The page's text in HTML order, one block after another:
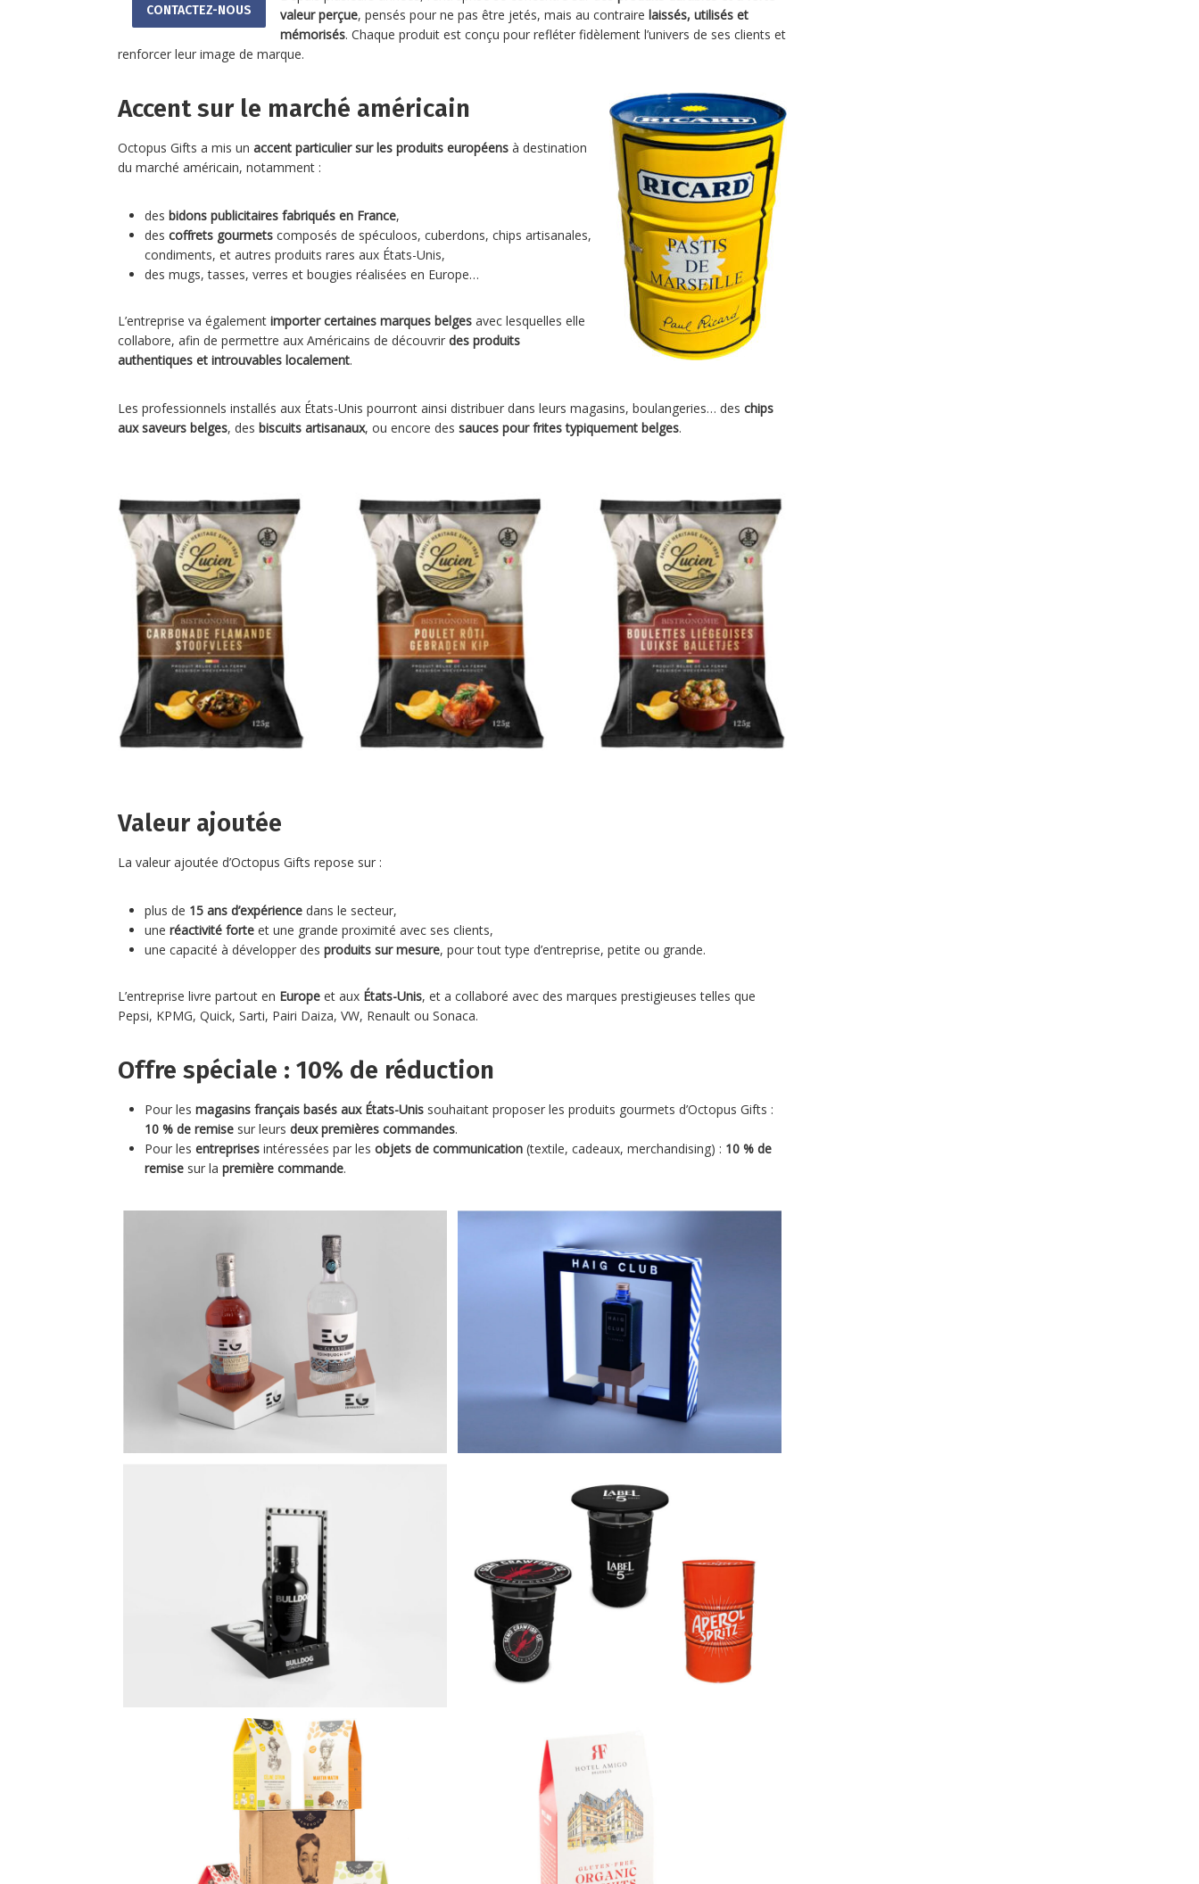
CONTACTEZ-NOUS
valeur perçue, pensés pour ne pas être jetés, mais au contraire laissés, utilisés et
mémorisés. Chaque produit est conçu pour refléter fidèlement l’univers de ses clients et
renforcer leur image de marque.
Accent sur le marché américain
Octopus Gifts a mis un accent particulier sur les produits européens à destination
du marché américain, notamment :
des bidons publicitaires fabriqués en France,
des coffrets gourmets composés de spéculoos, cuberdons, chips artisanales,
condiments, et autres produits rares aux États-Unis,
des mugs, tasses, verres et bougies réalisées en Europe…
L’entreprise va également importer certaines marques belges avec lesquelles elle
collabore, afin de permettre aux Américains de découvrir des produits
authentiques et introuvables localement.
Les professionnels installés aux États-Unis pourront ainsi distribuer dans leurs magasins, boulangeries… des chips
aux saveurs belges, des biscuits artisanaux, ou encore des sauces pour frites typiquement belges.
Valeur ajoutée
La valeur ajoutée d’Octopus Gifts repose sur :
plus de 15 ans d’expérience dans le secteur,
une réactivité forte et une grande proximité avec ses clients,
une capacité à développer des produits sur mesure, pour tout type d’entreprise, petite ou grande.
L’entreprise livre partout en Europe et aux États-Unis, et a collaboré avec des marques prestigieuses telles que
Pepsi, KPMG, Quick, Sarti, Pairi Daiza, VW, Renault ou Sonaca.
Offre spéciale : 10% de réduction
Pour les magasins français basés aux États-Unis souhaitant proposer les produits gourmets d’Octopus Gifts :
10 % de remise sur leurs deux premières commandes.
Pour les entreprises intéressées par les objets de communication (textile, cadeaux, merchandising) : 10 % de
remise sur la première commande.